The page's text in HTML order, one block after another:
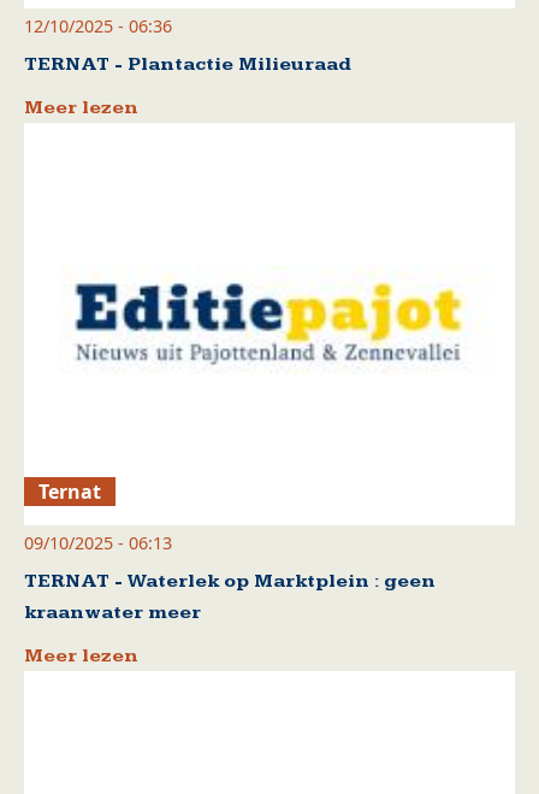
12/10/2025 - 06:36
TERNAT - Plantactie Milieuraad
Meer lezen
Ternat
09/10/2025 - 06:13
TERNAT - Waterlek op Marktplein : geen
kraanwater meer
Meer lezen